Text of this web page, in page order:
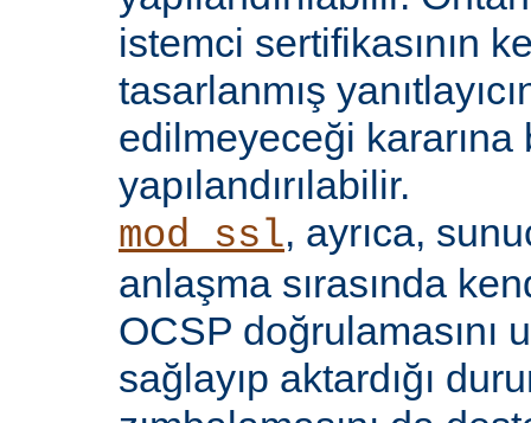
istemci sertifikasının
tasarlanmış
edilmeyeceği kararına
yapılandırılabilir.
mod_ssl, ayrıca,
anlaşma sırasında
OCSP doğrulamasını
sağlayıp aktardığı